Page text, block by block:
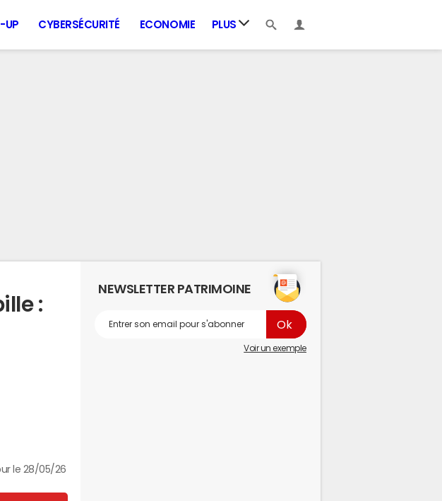
UP CYBERSÉCURITÉ ECONOMIE PLUS
:
le 28/05/26
NEWSLETTER PATRIMOINE
Voir un exemple